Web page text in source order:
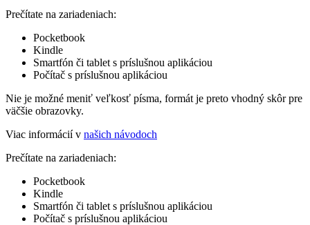
Prečítate na zariadeniach:
Pocketbook
Kindle
Smartfón či tablet s príslušnou aplikáciou
Počítač s príslušnou aplikáciou
Nie je možné meniť veľkosť písma, formát je preto vhodný skôr pre
väčšie obrazovky.
Viac informácií v našich návodoch
Prečítate na zariadeniach:
Pocketbook
Kindle
Smartfón či tablet s príslušnou aplikáciou
Počítač s príslušnou aplikáciou